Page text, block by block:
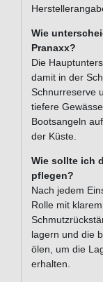
Wie
Pranaxx?
Die
damit in der
Schnurreserve
tiefere
Bootsangeln
der Küste.
Wie sollte ich
pflegen?
Nach jedem
Rolle mit
lagern und die
ölen, um die
erhalten.